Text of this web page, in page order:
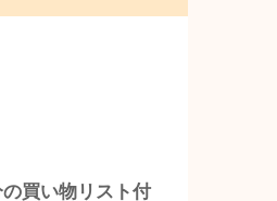
買い物リスト付